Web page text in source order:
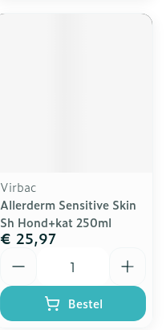
Virbac
Allerderm Sensitive Skin
Sh Hond+kat 250ml
€ 25,97
Bestel